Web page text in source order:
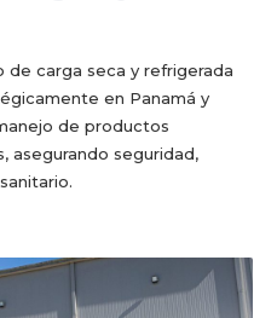
carga seca y refrigerada
en Panamá y
de productos
asegurando seguridad,